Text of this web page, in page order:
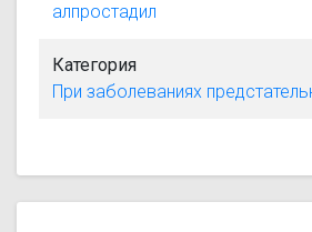
алпростадил
Категория
При заболеваниях